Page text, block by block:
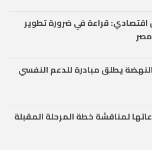
اقتصادي: قراءة في ضرورة تطوير
والنهضة يطلق مبادرة للدعم النفسي
لمناقشة خطة المرحلة المقبلة